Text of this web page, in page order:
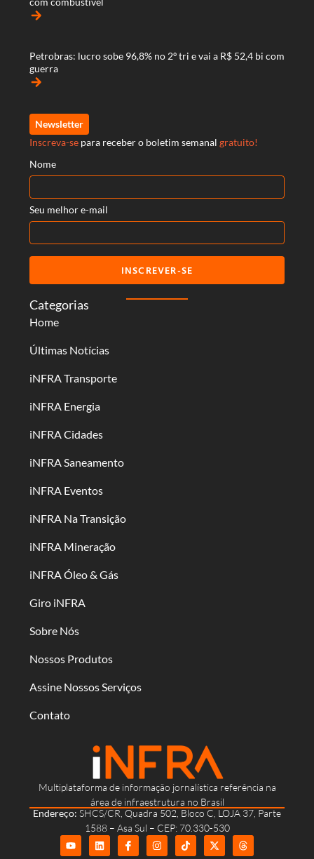
Multiplataforma de informação jornalística referência na
área de infraestrutura no Brasil
Endereço: SHCS/CR, Quadra 502, Bloco C, LOJA 37, Parte
1588 – Asa Sul – CEP: 70.330-530
Categorias
Home
Últimas Notícias
iNFRA Transporte
iNFRA Energia
iNFRA Cidades
iNFRA Saneamento
iNFRA Eventos
iNFRA Na Transição
iNFRA Mineração
iNFRA Óleo & Gás
Giro iNFRA
Sobre Nós
Nossos Produtos
Assine Nossos Serviços
Contato
arrow_forward
Petrobras: lucro sobe 96,8% no 2º tri e vai a R$ 52,4 bi com
guerra
arrow_forward
Newsletter
Inscreva-se para receber o boletim semanal gratuito!
Nome
Seu melhor e-mail
INSCREVER-SE